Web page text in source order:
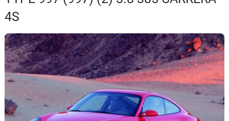
Guide
d'achat
Electriques
Utilitaires
Flottes
Auto
4S